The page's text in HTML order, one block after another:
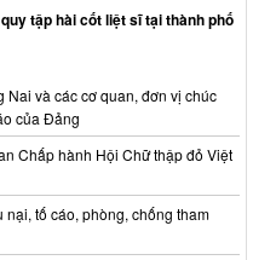
tập hài cốt liệt sĩ tại thành phố
Nai và các cơ quan, đơn vị chúc
của Đảng
Chấp hành Hội Chữ thập đỏ Việt
tố cáo, phòng, chống tham